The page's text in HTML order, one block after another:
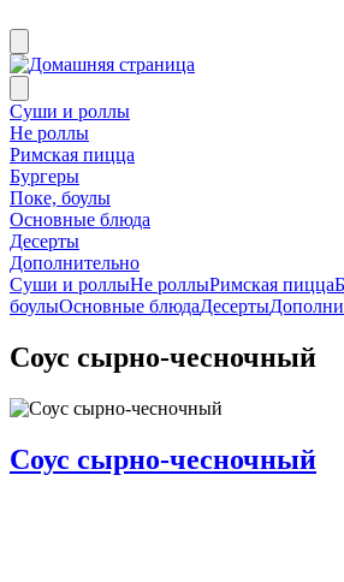
Суши и роллы
Не роллы
Римская пицца
Бургеры
Поке, боулы
Основные блюда
Десерты
Дополнительно
Суши и роллыНе роллыРимская пицца
боулыОсновные блюдаДесерты
Соус сырно-чесночный
Соус сырно-чесночный